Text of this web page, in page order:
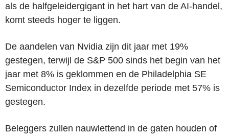
als de halfgeleidergigant in het hart van de AI-handel,
komt steeds hoger te liggen.
De aandelen van Nvidia zijn dit jaar met 19%
gestegen, terwijl de S&P 500 sinds het begin van het
jaar met 8% is geklommen en de Philadelphia SE
Semiconductor Index in dezelfde periode met 57% is
gestegen.
Beleggers zullen nauwlettend in de gaten houden of